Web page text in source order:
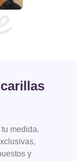
medida.
y